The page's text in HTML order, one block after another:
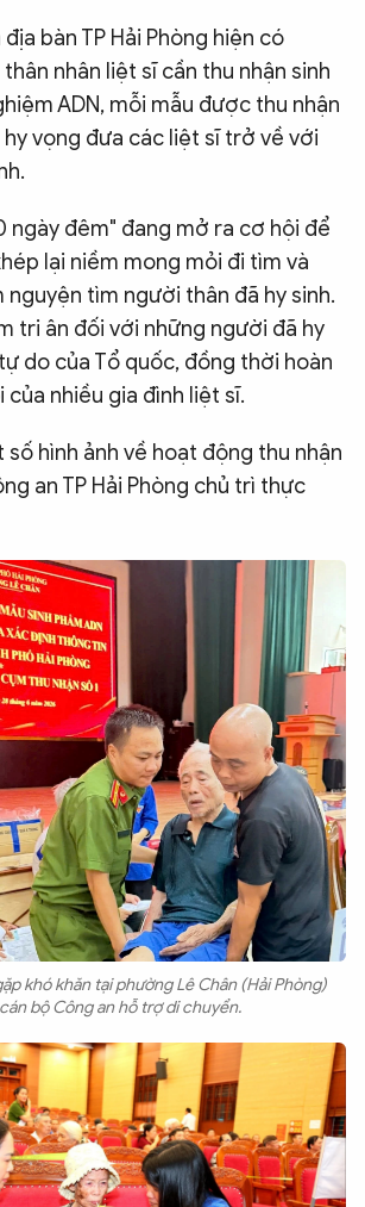
Podcast
Văn nghệ Công an
bàn TP Hải Phòng hiện có
nhân liệt sĩ cần thu nhận sinh
ADN, mỗi mẫu được thu nhận
vọng đưa các liệt sĩ trở về với
ngày đêm" đang mở ra cơ hội để
lại niềm mong mỏi đi tìm và
nguyện tìm người thân đã hy sinh.
tri ân đối với những người đã hy
do của Tổ quốc, đồng thời hoàn
nhiều gia đình liệt sĩ.
số hình ảnh về hoạt động thu nhận
an TP Hải Phòng chủ trì thực
khó khăn tại phường Lê Chân (Hải Phòng)
bộ Công an hỗ trợ di chuyển.